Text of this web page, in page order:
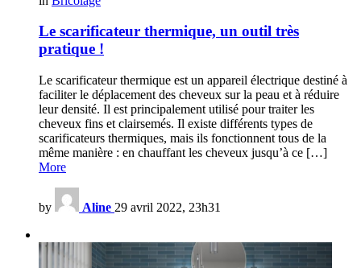
Le scarificateur thermique, un outil très
pratique !
Le scarificateur thermique est un appareil électrique destiné à
faciliter le déplacement des cheveux sur la peau et à réduire
leur densité. Il est principalement utilisé pour traiter les
cheveux fins et clairsemés. Il existe différents types de
scarificateurs thermiques, mais ils fonctionnent tous de la
même manière : en chauffant les cheveux jusqu’à ce […]
More
by Aline 29 avril 2022, 23h31